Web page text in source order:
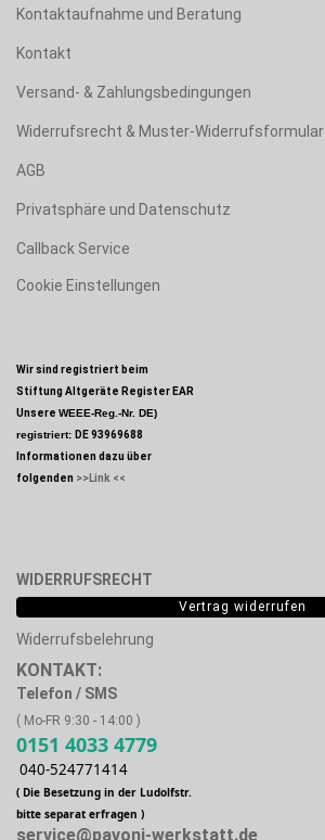
Kontaktaufnahme und Beratung
Kontakt
Versand- & Zahlungsbedingungen
Widerrufsrecht & Muster-Widerrufsformular
AGB
Privatsphäre und Datenschutz
Callback Service
Cookie Einstellungen
Wir sind registriert beim
Stiftung Altgeräte Register EAR
Unsere WEEE-Reg.-Nr. DE)
registriert: DE 93969688
Informationen dazu über
folgenden >>Link <<
WIDERRUFSRECHT
Vertrag widerrufen
Widerrufsbelehrung
KONTAKT:
Telefon / SMS
( Mo-FR 9:30 - 14:00 )
0151 4033 4779
040-524771414
( Die Besetzung in der Ludolfstr.
bitte separat erfragen )
service@pavoni-werkstatt.de